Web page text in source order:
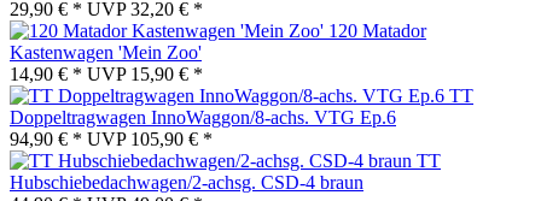
29,90 € * UVP32,20 € *
120 Matador
Kastenwagen 'Mein Zoo'
14,90 € * UVP 15,90 € *
TT
Doppeltragwagen InnoWaggon/8-achs. VTG Ep.6
94,90 € * UVP 105,90 € *
TT
Hubschiebedachwagen/2-achsg. CSD-4 braun